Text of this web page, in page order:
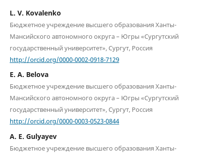
L. V. Kovalenko
Бюджетное учреждение высшего образования Ханты-
Мансийского автономного округа – Югры «Сургутский
государственный университет», Сургут, Россия
http://orcid.org/0000-0002-0918-7129
E. A. Belova
Бюджетное учреждение высшего образования Ханты-
Мансийского автономного округа – Югры «Сургутский
государственный университет», Сургут, Россия
http://orcid.org/0000-0003-0523-0844
A. E. Gulyayev
Бюджетное учреждение высшего образования Ханты-